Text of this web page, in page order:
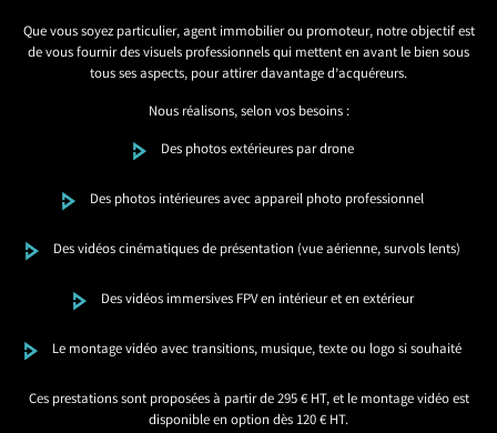
Que vous soyez particulier, agent immobilier ou promoteur, notre objectif est
de vous fournir des visuels professionnels qui mettent en avant le bien sous
tous ses aspects, pour attirer davantage d’acquéreurs.
Nous réalisons, selon vos besoins :
Des photos extérieures par drone
Des photos intérieures avec appareil photo professionnel
Des vidéos cinématiques de présentation (vue aérienne, survols lents)
Des vidéos immersives FPV en intérieur et en extérieur
Le montage vidéo avec transitions, musique, texte ou logo si souhaité
Ces prestations sont proposées à partir de 295 € HT, et le montage vidéo est
disponible en option dès 120 € HT.